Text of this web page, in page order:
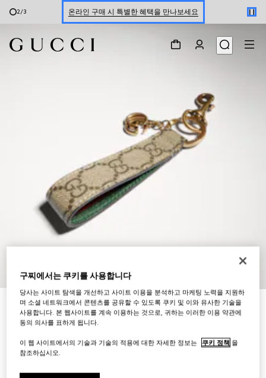
2/3 온라인 구매 시 특별한 혜택을 만나보세요
3
[오피디아] 키체인
₩540,000
구찌에서는 쿠키를 사용합니다
당사는 사이트 탐색을 개선하고 사이트 이용을 분석하고 마케팅 노력을 지원하
며 소셜 네트워크에서 콘텐츠를 공유할 수 있도록 쿠키 및 이와 유사한 기술을
사용합니다. 본 웹사이트를 계속 이용하는 것으로, 귀하는 이러한 이용 약관에
동의 의사를 표하게 됩니다.
이 웹 사이트에서의 기술과 기술의 적용에 대한 자세한 정보는 쿠키 정책 을
참조하십시오.